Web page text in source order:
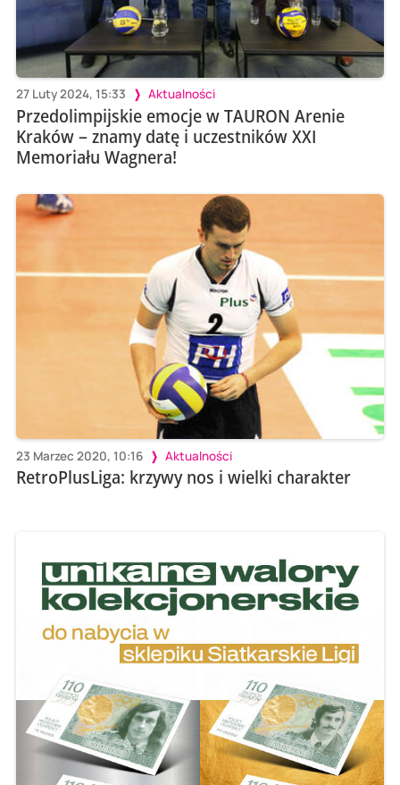
27 Luty 2024, 15:33 Aktualności
Przedolimpijskie emocje w TAURON Arenie
Kraków – znamy datę i uczestników XXI
Memoriału Wagnera!
23 Marzec 2020, 10:16 Aktualności
RetroPlusLiga: krzywy nos i wielki charakter